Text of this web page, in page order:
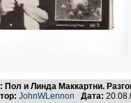
Пол и Линда Маккартни.
JohnWLennon Дата: